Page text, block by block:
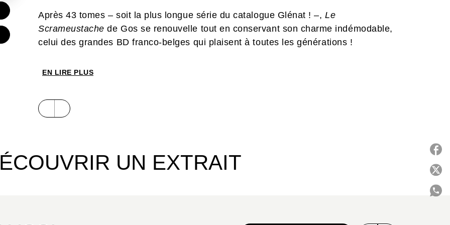
Après 43 tomes – soit la plus longue série du catalogue Glénat ! –,Le
Scrameustache de Gos se renouvelle tout en conservant son charme indémodable,
celui des grandes BD franco-belges qui plaisent à toutes les générations !
EN LIRE PLUS
UN EXTRAIT